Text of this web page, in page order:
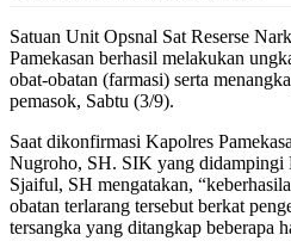
Satuan Unit Opsnal Sat Reserse
Pamekasan berhasil melakukan
obat-obatan (farmasi) serta
pemasok, Sabtu (3/9).
Saat dikonfirmasi Kapolres
Nugroho, SH. SIK yang didampingi
Sjaiful, SH mengatakan,
obatan terlarang tersebut berkat
tersangka yang ditangkap beberapa